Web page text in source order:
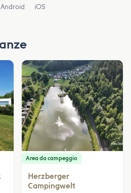
Android iOS
Area da campeggio
Herzberger
Campingwelt